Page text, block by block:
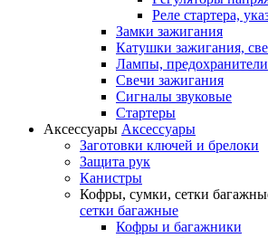
Реле стартера,
Замки зажигания
Катушки зажигания,
Лампы, предохранители
Свечи зажигания
Сигналы звуковые
Стартеры
Аксессуары Аксессуары
Заготовки ключей и брелоки
Защита рук
Канистры
Кофры, сумки, сетки
сетки багажные
Кофры и багажники